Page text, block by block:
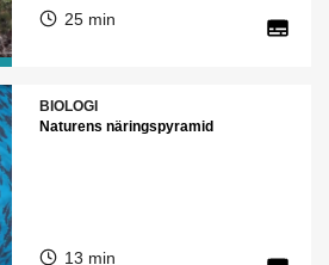
25 min
BIOLOGI
Naturens näringspyramid
13 min